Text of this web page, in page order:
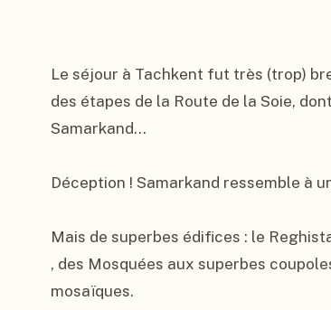
Le séjour à Tachkent fut très (trop)
des étapes de la Route de la Soie,
Samarkand…
Déception ! Samarkand ressemble à
Mais de superbes édifices : le
, des Mosquées aux superbes
mosaïques.